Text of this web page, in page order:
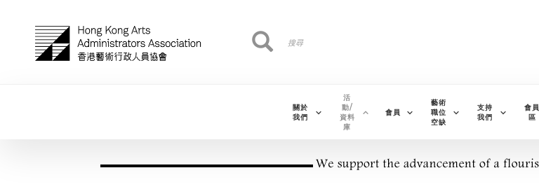
尋
搜尋
關於
我們
活
動/
資料
庫
會員
藝術
職位
空缺
支持
我們
會員
區